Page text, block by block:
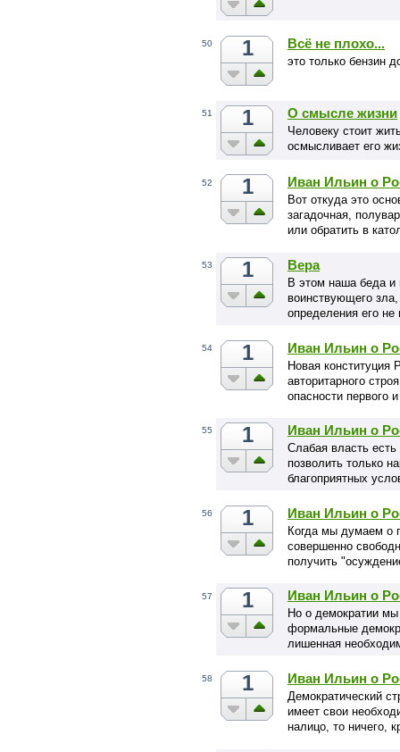
50 1 Всё не плохо...
это только бензин
51 1 О смысле жизни
Человеку стоит
осмысливает его
52 1 Иван Ильин о
Вот откуда это
загадочная,
или обратить в
53 1 Вера
В этом наша беда
воинствующего
определения его
54 1 Иван Ильин о
Новая конституция
авторитарного
опасности первого
55 1 Иван Ильин о
Слабая власть
позволить только
благоприятных
56 1 Иван Ильин о
Когда мы думаем о
совершенно
получить
57 1 Иван Ильин о
Но о демократии
формальные
лишенная
58 1 Иван Ильин о
Демократический
имеет свои
налицо, то ничего,